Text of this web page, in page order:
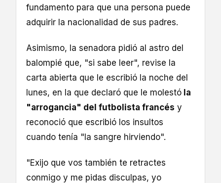
fundamento para que una persona puede
adquirir la nacionalidad de sus padres.
Asimismo, la senadora pidió al astro del
balompié que, "si sabe leer", revise la
carta abierta que le escribió la noche del
lunes, en la que declaró que le molestó la
"arrogancia" del futbolista francés y
reconoció que escribió los insultos
cuando tenía "la sangre hirviendo".
"Exijo que vos también te retractes
conmigo y me pidas disculpas, yo